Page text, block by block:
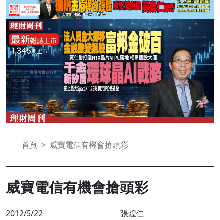
首頁 威寶電信有機會搶頭彩
威寶電信有機會搶頭彩
2012/5/22 張煌仁